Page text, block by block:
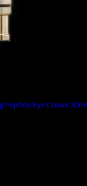
Peptide Eye Cream 30ml